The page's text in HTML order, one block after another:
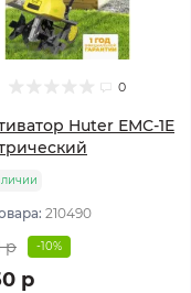
0
Huter ЕМС-1E
210490
р -10%
р